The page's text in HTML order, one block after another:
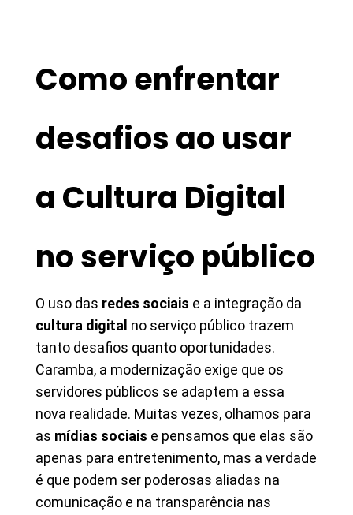
Como enfrentar
desafios ao usar
a Cultura Digital
no serviço público
O uso das redes sociais e a integração da
cultura digital no serviço público trazem
tanto desafios quanto oportunidades.
Caramba, a modernização exige que os
servidores públicos se adaptem a essa
nova realidade. Muitas vezes, olhamos para
as mídias sociais e pensamos que elas são
apenas para entretenimento, mas a verdade
é que podem ser poderosas aliadas na
comunicação e na transparência nas